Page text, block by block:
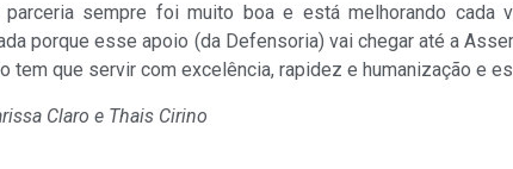
parceria sempre foi muito boa e está melhorando cada
porque esse apoio (da Defensoria) vai chegar até a
tem que servir com excelência, rapidez e humanização e
Claro e Thais Cirino